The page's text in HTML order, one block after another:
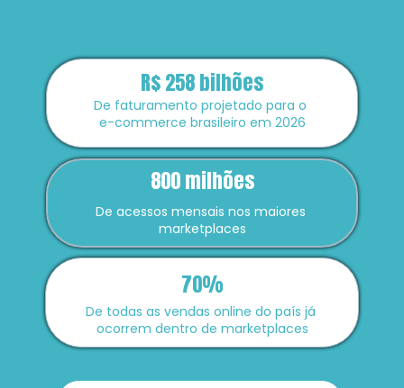
R$ 258 bilhões
800 milhões
70%
De faturamento projetado para o
e-commerce brasileiro em 2026
De todas as vendas online do país já
ocorrem dentro de marketplaces
De acessos mensais nos maiores
marketplaces